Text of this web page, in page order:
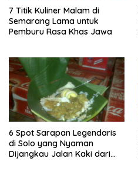
7 Titik Kuliner Malam di
Semarang Lama untuk
Pemburu Rasa Khas Jawa
6 Spot Sarapan Legendaris
di Solo yang Nyaman
Dijangkau Jalan Kaki dari